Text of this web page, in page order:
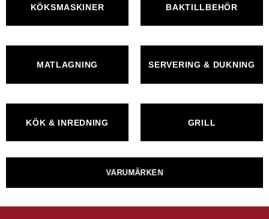
KÖKSMASKINER BAKTILLBEHÖR
MATLAGNING SERVERING & DUKNING
KÖK & INREDNING GRILL
VARUMÄRKEN